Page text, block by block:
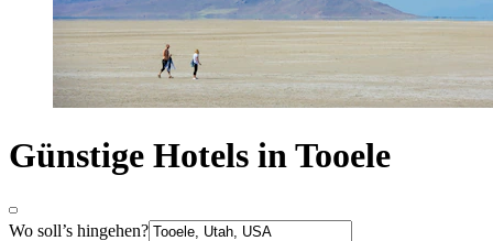
Günstige Hotels in Tooele
Wo soll’s hingehen?